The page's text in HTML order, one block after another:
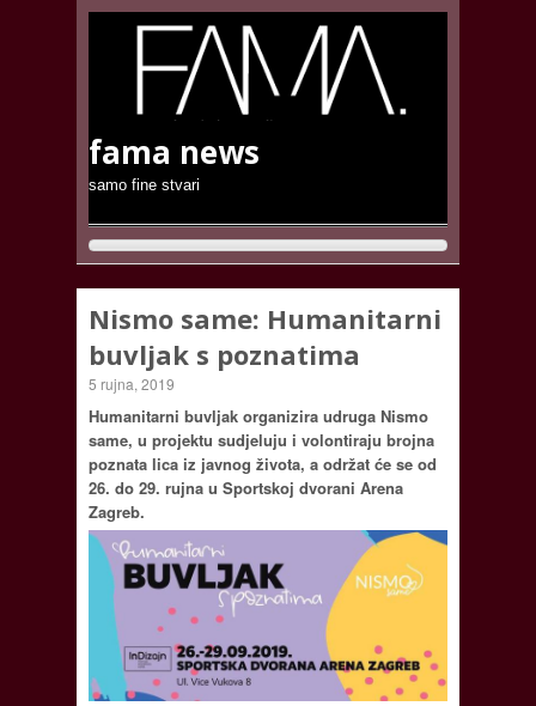
fama news
samo fine stvari
Nismo same: Humanitarni
buvljak s poznatima
5 rujna, 2019
Humanitarni buvljak organizira udruga Nismo
same, u projektu sudjeluju i volontiraju brojna
poznata lica iz javnog života, a održat će se od
26. do 29. rujna u Sportskoj dvorani Arena
Zagreb.